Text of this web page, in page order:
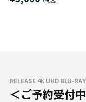
RELEASE 4K UHD BLU-RAY
＜ご予約受付